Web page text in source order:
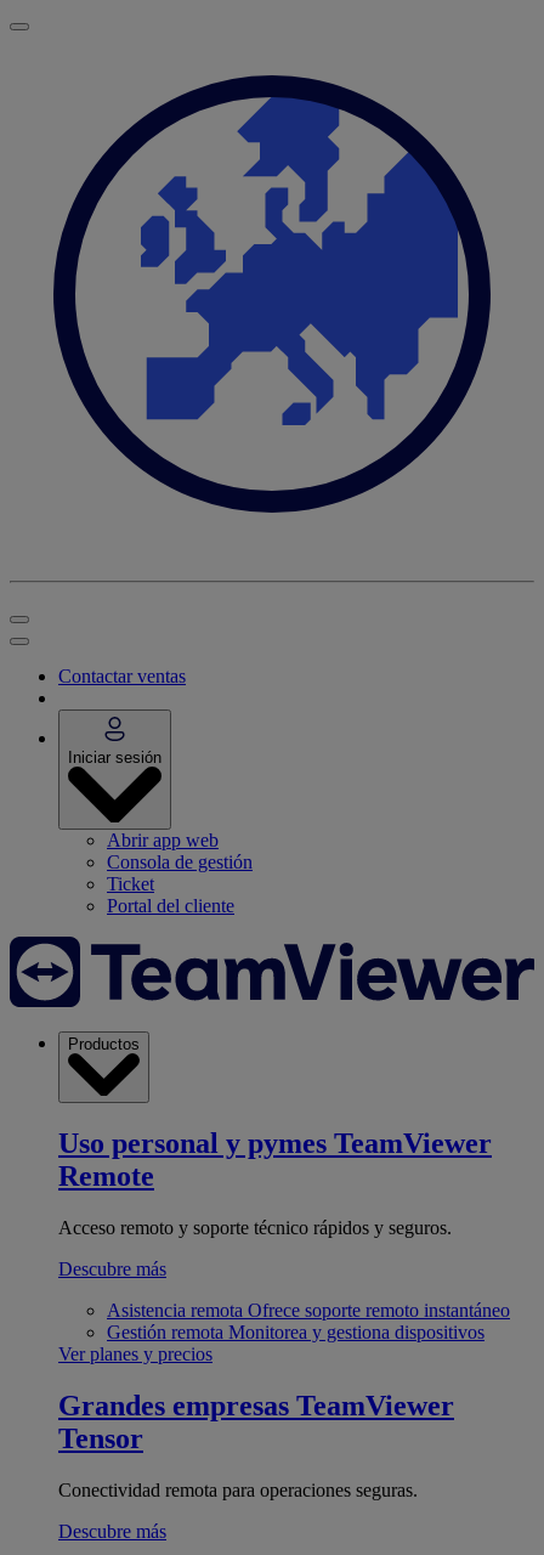
Contactar ventas
Iniciar sesión
Abrir app web
Consola de gestión
Ticket
Portal del cliente
Productos
Uso personal y pymes TeamViewer
Remote
Acceso remoto y soporte técnico rápidos y seguros.
Descubre más
Asistencia remota Ofrece soporte remoto instantáneo
Gestión remota Monitorea y gestiona dispositivos
Ver planes y precios
Grandes empresas TeamViewer
Tensor
Conectividad remota para operaciones seguras.
Descubre más